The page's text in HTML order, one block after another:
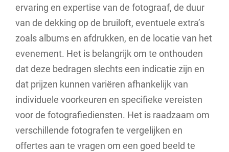
ervaring en expertise van de fotograaf, de duur
van de dekking op de bruiloft, eventuele extra’s
zoals albums en afdrukken, en de locatie van het
evenement. Het is belangrijk om te onthouden
dat deze bedragen slechts een indicatie zijn en
dat prijzen kunnen variëren afhankelijk van
individuele voorkeuren en specifieke vereisten
voor de fotografiediensten. Het is raadzaam om
verschillende fotografen te vergelijken en
offertes aan te vragen om een goed beeld te